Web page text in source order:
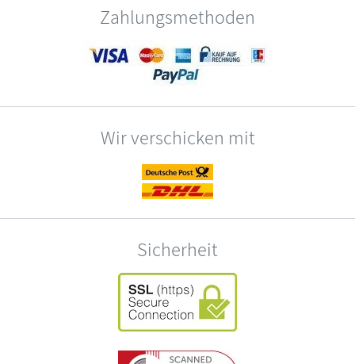
Zahlungsmethoden
Wir verschicken mit
Sicherheit